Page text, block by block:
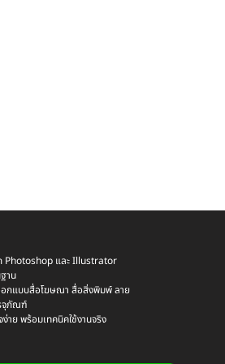
Photoshop และ Illustrator
าน
กแบบสื่อโฆษณา สื่อสิ่งพิมพ์ ลาย
จุภัณฑ์
ง่าย พร้อมเทคนิคใช้งานจริง